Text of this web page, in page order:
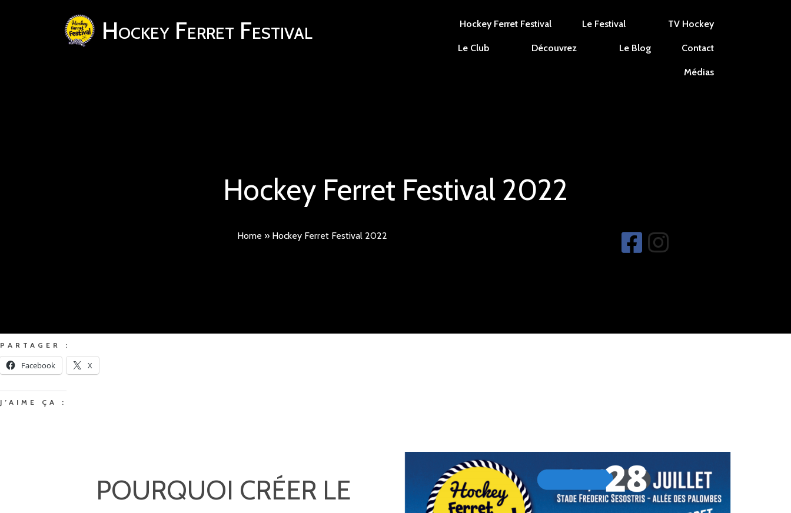
Hockey Ferret Festival Hockey Ferret Festival Le Festival TV Hockey
Le Club Découvrez Le Blog Contact
Médias
Hockey Ferret Festival 2022
Home » Hockey Ferret Festival 2022
PARTAGER :
Facebook X
J’AIME ÇA :
POURQUOI CRÉER LE